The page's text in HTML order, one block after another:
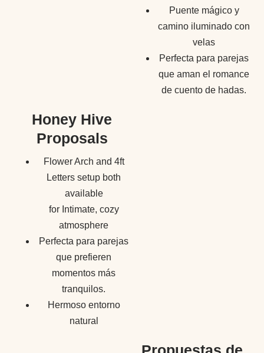
Puente mágico y
camino iluminado con
velas
Perfecta para parejas
que aman el romance
de cuento de hadas.
Honey Hive
Proposals
Flower Arch and 4ft
Letters setup both
available
for Intimate, cozy
atmosphere
Perfecta para parejas
que prefieren
momentos más
tranquilos.
Hermoso entorno
natural